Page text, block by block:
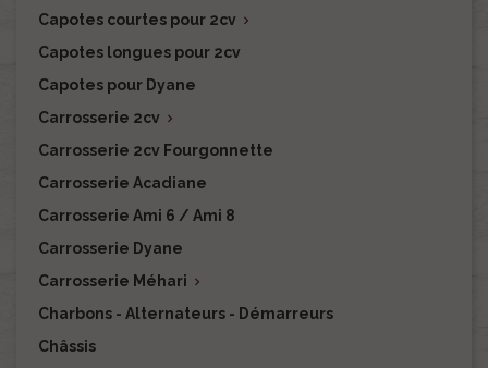
Capotes courtes pour 2cv 
Capotes longues pour 2cv
Capotes pour Dyane
Carrosserie 2cv 
Carrosserie 2cv Fourgonnette
Carrosserie Acadiane
Carrosserie Ami 6 / Ami 8
Carrosserie Dyane
Carrosserie Méhari 
Charbons - Alternateurs - Démarreurs
Châssis